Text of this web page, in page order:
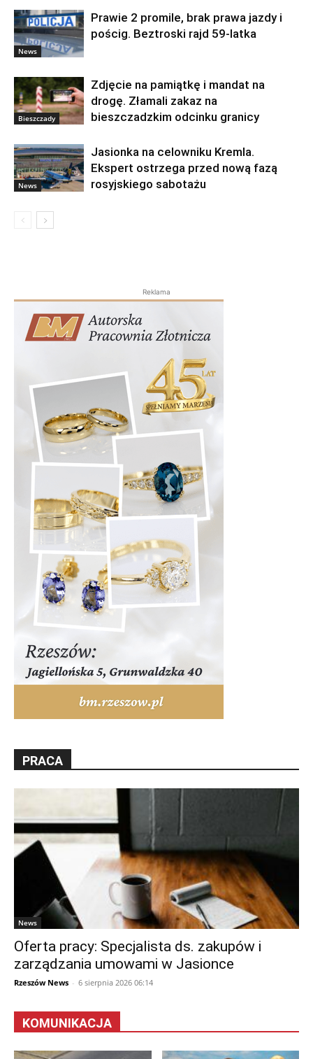
News
Prawie 2 promile, brak prawa jazdy i
pościg. Beztroski rajd 59-latka
Bieszczady
Zdjęcie na pamiątkę i mandat na
drogę. Złamali zakaz na
bieszczadzkim odcinku granicy
News
Jasionka na celowniku Kremla.
Ekspert ostrzega przed nową fazą
rosyjskiego sabotażu
Reklama
PRACA
News
Oferta pracy: Specjalista ds. zakupów i
zarządzania umowami w Jasionce
Rzeszów News - 6 sierpnia 2026 06:14
KOMUNIKACJA